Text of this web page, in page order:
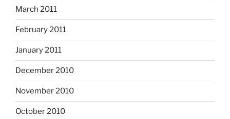
March 2011
February 2011
January 2011
December 2010
November 2010
October 2010